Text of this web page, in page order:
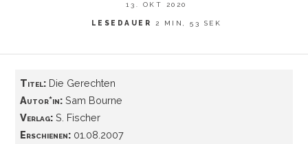
13. OKT 2020
LESEDAUER 2 MIN, 53 SEK
Titel:Die Gerechten
Autor*in:Sam Bourne
Verlag:S. Fischer
Erschienen:01.08.2007